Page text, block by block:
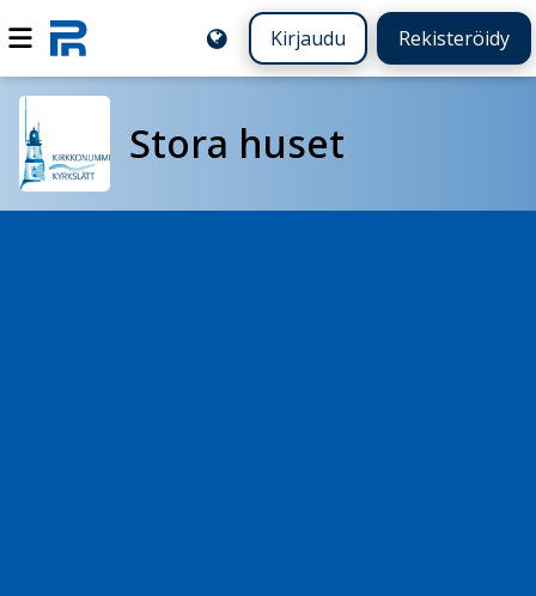
Kirjaudu Rekisteröidy
Stora huset